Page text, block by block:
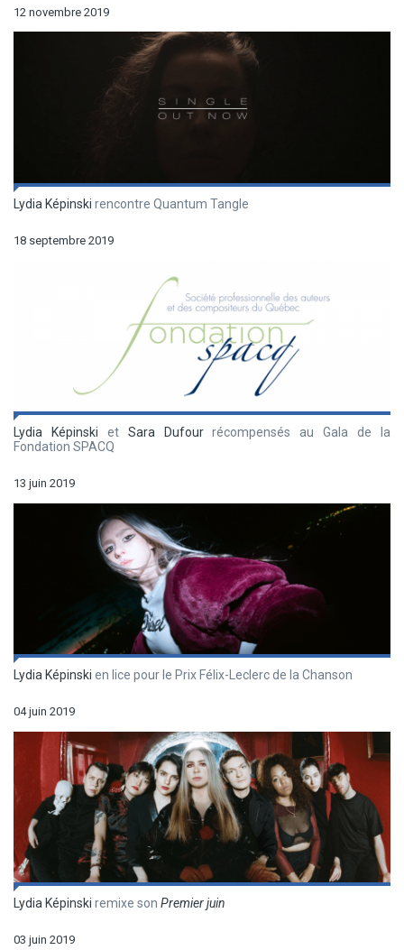
12 novembre 2019
Lydia Képinski rencontre Quantum Tangle
18 septembre 2019
Lydia Képinski et Sara Dufourrécompensés au Gala de la
Fondation SPACQ
13 juin 2019
Lydia Képinski en lice pour le Prix Félix-Leclerc de la Chanson
04 juin 2019
Lydia Képinski remixe son Premier juin
03 juin 2019